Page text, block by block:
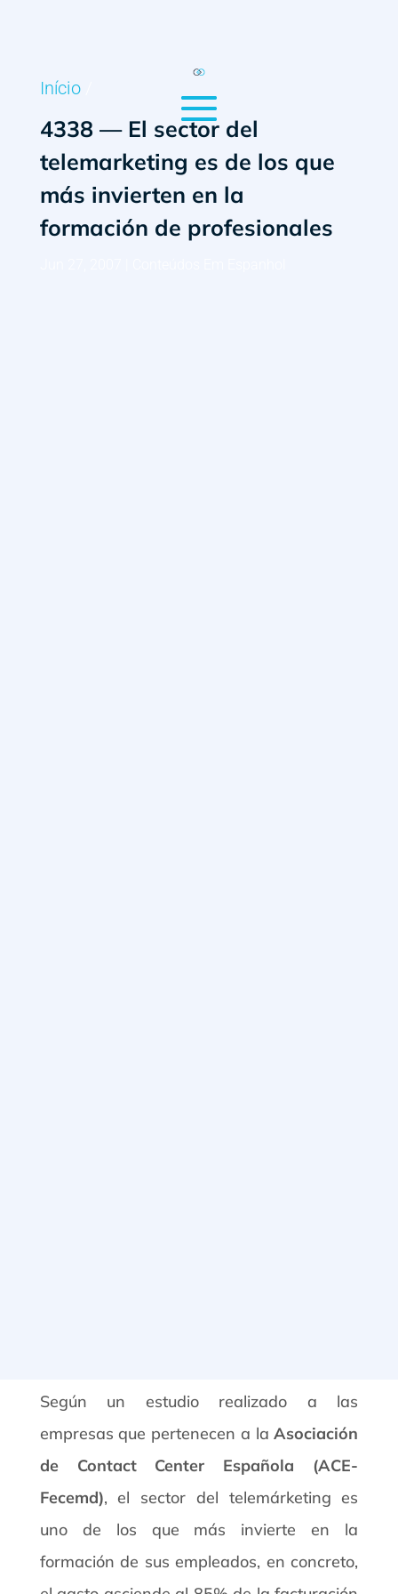
Início
4338 — El sector del
telemarketing es de los que
más invierten en la
formación de profesionales
Según un estudio realizado a las
empresas que pertenecen a laAsociación
de Contact Center Española (ACE-
Fecemd), el sector del telemárketing es
uno de los que más invierte en la
formación de sus empleados, en concreto,